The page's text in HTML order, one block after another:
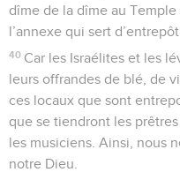
dîme de la dîme au
l’annexe qui sert d’entrepôt.
40 Car les Israélites et les
leurs offrandes de blé, de
ces locaux que sont
que se tiendront les
les musiciens. Ainsi, nous
notre Dieu.